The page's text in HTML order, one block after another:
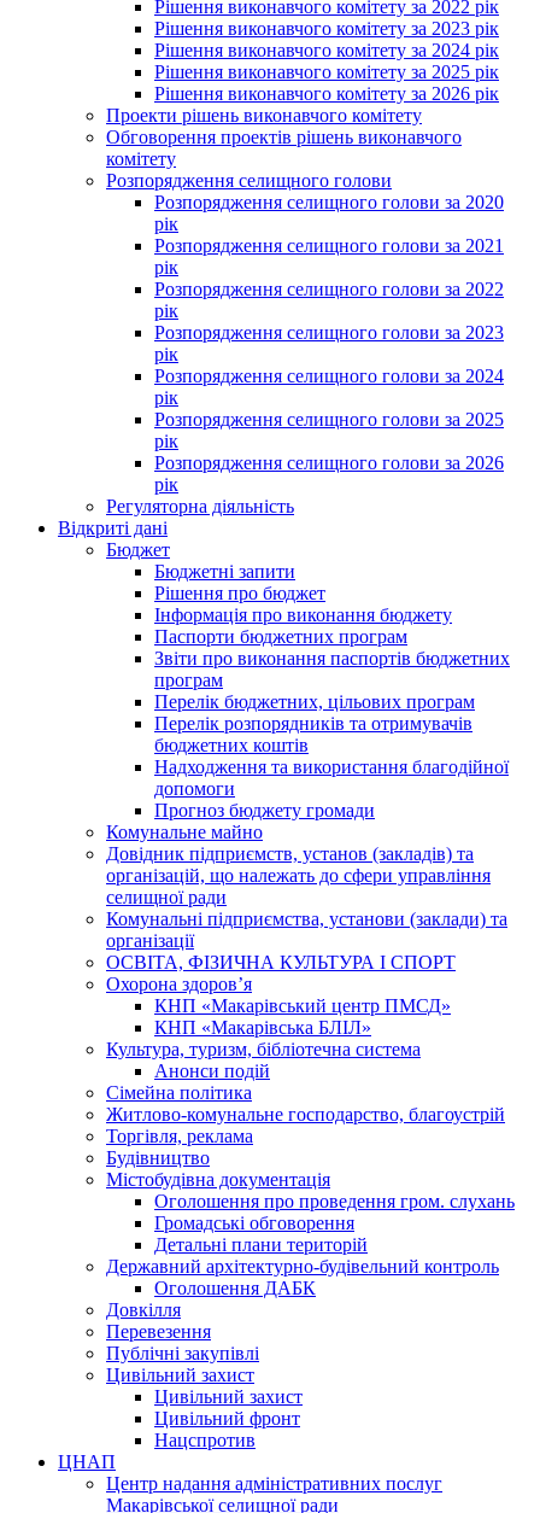
Рішення виконавчого комітету за 2022 рік
Рішення виконавчого комітету за 2023 рік
Рішення виконавчого комітету за 2024 рік
Рішення виконавчого комітету за 2025 рік
Рішення виконавчого комітету за 2026 рік
Проекти рішень виконавчого комітету
Обговорення проектів рішень виконавчого
комітету
Розпорядження селищного голови
Розпорядження селищного голови за 2020
рік
Розпорядження селищного голови за 2021
рік
Розпорядження селищного голови за 2022
рік
Розпорядження селищного голови за 2023
рік
Розпорядження селищного голови за 2024
рік
Розпорядження селищного голови за 2025
рік
Розпорядження селищного голови за 2026
рік
Регуляторна діяльність
Відкриті дані
Бюджет
Бюджетні запити
Рішення про бюджет
Інформація про виконання бюджету
Паспорти бюджетних програм
Звіти про виконання паспортів бюджетних
програм
Перелік бюджетних, цільових програм
Перелік розпорядників та отримувачів
бюджетних коштів
Надходження та використання благодійної
допомоги
Прогноз бюджету громади
Комунальне майно
Довідник підприємств, установ (закладів) та
організацій, що належать до сфери управління
селищної ради
Комунальні підприємства, установи (заклади) та
організації
ОСВІТА, ФІЗИЧНА КУЛЬТУРА І СПОРТ
Охорона здоров’я
КНП «Макарівський центр ПМСД»
КНП «Макарівська БЛІЛ»
Культура, туризм, бібліотечна система
Анонси подій
Сімейна політика
Житлово-комунальне господарство, благоустрій
Торгівля, реклама
Будівництво
Містобудівна документація
Оголошення про проведення гром. слухань
Громадські обговорення
Детальні плани територій
Державний архітектурно-будівельний контроль
Оголошення ДАБК
Довкілля
Перевезення
Публічні закупівлі
Цивільний захист
Цивільний захист
Цивільний фронт
Нацспротив
ЦНАП
Центр надання адміністративних послуг
Макарівської селищної ради